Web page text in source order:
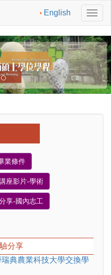
English
切
換
導
航
業條件
座影片-學術
享-國內志工
分享
典農業科技大學交換學